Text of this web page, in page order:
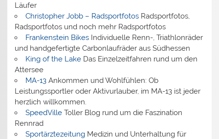
Läufer
Christopher Jobb – RadsportfotosRadsportfotos,
Radsportfotos und noch mehr Radsportfotos
Frankenstein BikesIndividuelle Renn-, Triathlonräder
und handgefertigte Carbonlaufräder aus Südhessen
King of the LakeDas Einzelzeitfahren rund um den
Attersee
MA-13Ankommen und Wohlfühlen: Ob
Leistungssportler oder Aktivurlauber, im MA-13 ist jeder
herzlich willkommen.
SpeedVilleToller Blog rund um die Faszination
Rennrad
SportärztezeitungMedizin und Unterhaltung für